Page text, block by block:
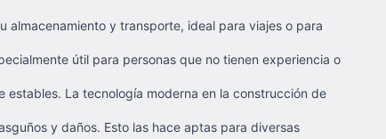
almacenamiento y transporte, ideal para viajes o para
útil para personas que no tienen experiencia o
La tecnología moderna en la construcción de
y daños. Esto las hace aptas para diversas